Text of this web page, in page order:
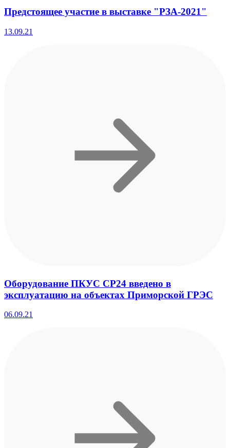
Предстоящее участие в выставке "РЗА-2021"
13.09.21
Оборудование ПКУС СР24 введено в
эксплуатацию на объектах Приморской ГРЭС
06.09.21